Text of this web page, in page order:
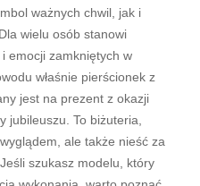
ważnych chwil, jak i
wielu osób stanowi
emocji zamkniętych w
właśnie pierścionek z
jest na prezent z okazji
jubileuszu. To biżuteria,
ale także nieść za
szukasz modelu, który